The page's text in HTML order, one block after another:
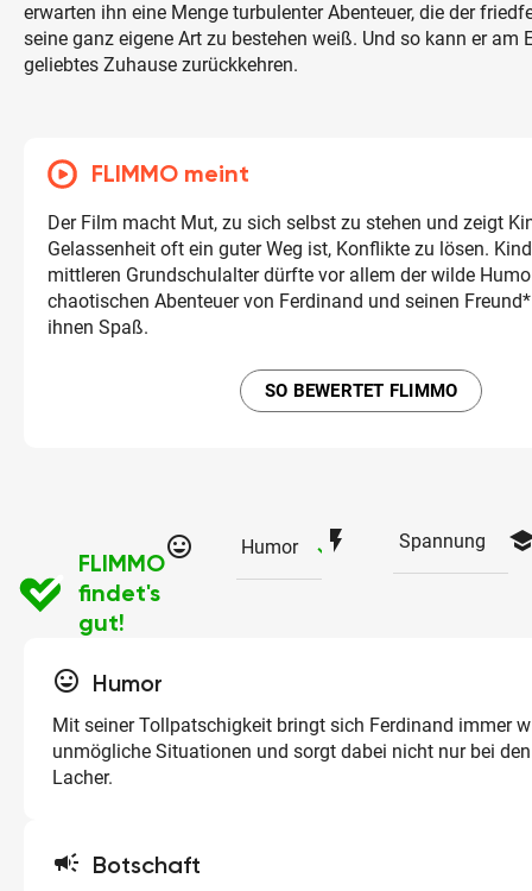
erwarten ihn eine Menge turbulenter Abenteuer, die der
seine ganz eigene Art zu bestehen weiß. Und so kann er am
geliebtes Zuhause zurückkehren.
FLIMMO meint
Der Film macht Mut, zu sich selbst zu stehen und zeigt
Gelassenheit oft ein guter Weg ist, Konflikte zu lösen.
mittleren Grundschulalter dürfte vor allem der wilde
chaotischen Abenteuer von Ferdinand und seinen
ihnen Spaß.
SO BEWERTET FLIMMO
FLIMMO
findet's
gut!
tag_faces Humor checked
flash_on Spannung
tag_faces Humor
Mit seiner Tollpatschigkeit bringt sich Ferdinand immer
unmögliche Situationen und sorgt dabei nicht nur bei
Lacher.
campaign Botschaft